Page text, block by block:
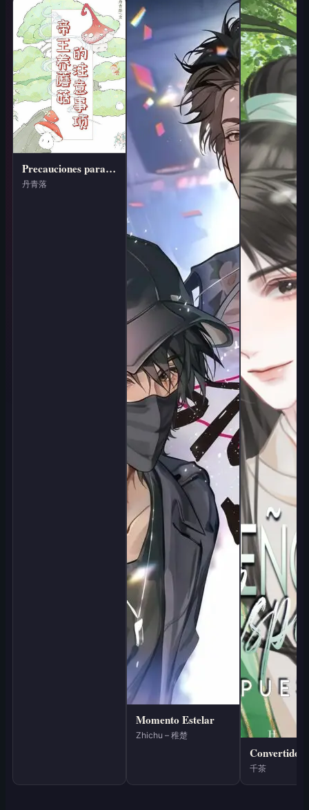
Precauciones para que un emperador críe hongos
丹青落
Momento Estelar
Zhichu – 稚楚
千茶